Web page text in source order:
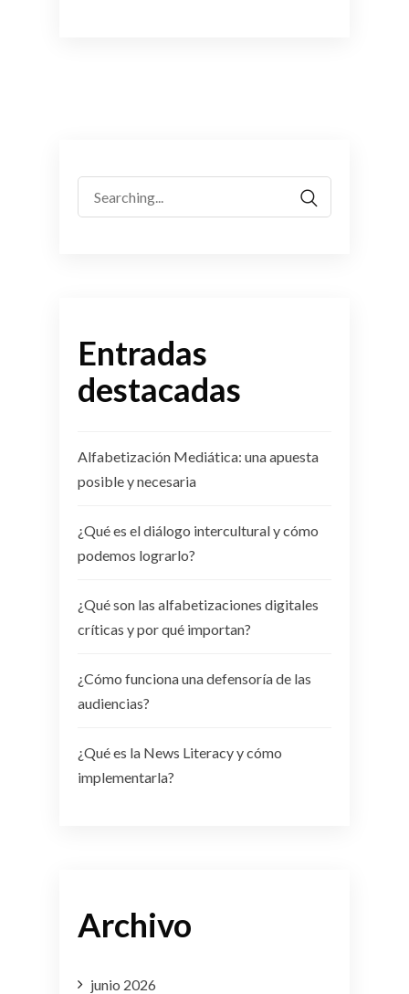
for:
Entradas
destacadas
Alfabetización Mediática: una apuesta
posible y necesaria
¿Qué es el diálogo intercultural y cómo
podemos lograrlo?
¿Qué son las alfabetizaciones digitales
críticas y por qué importan?
¿Cómo funciona una defensoría de las
audiencias?
¿Qué es la News Literacy y cómo
implementarla?
Archivo
junio 2026